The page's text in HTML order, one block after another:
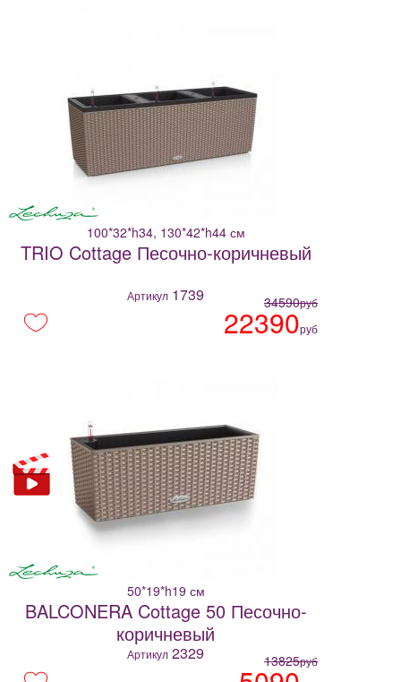
100*32*h34, 130*42*h44 см
TRIO Cottage Песочно-коричневый
Артикул 1739 34590руб
22390руб
50*19*h19 см
BALCONERA Cottage 50 Песочно-
коричневый
Артикул 2329 13825руб